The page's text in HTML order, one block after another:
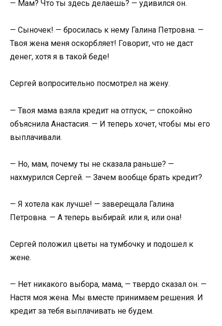
— Мам? Что ты здесь делаешь? — удивился он.
— Сыночек! — бросилась к нему Галина Петровна. —
Твоя жена меня оскорбляет! Говорит, что не даст
денег, хотя я в такой беде!
Сергей вопросительно посмотрел на жену.
— Твоя мама взяла кредит на отпуск, — спокойно
объяснила Анастасия. — И теперь хочет, чтобы мы его
выплачивали.
— Но, мам, почему ты не сказала раньше? —
нахмурился Сергей. — Зачем вообще брать кредит?
— Я хотела как лучше! — заверещала Галина
Петровна. — А теперь выбирай: или я, или она!
Сергей положил цветы на тумбочку и подошел к
жене.
— Нет никакого выбора, мама, — твердо сказал он. —
Настя моя жена. Мы вместе принимаем решения. И
кредит за тебя выплачивать не будем.